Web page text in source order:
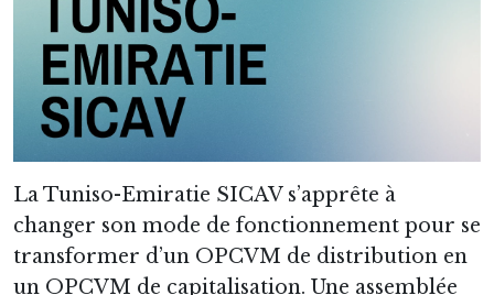
La Tuniso-Emiratie SICAV s’apprête à
changer son mode de fonctionnement pour se
transformer d’un OPCVM de distribution en
un OPCVM de capitalisation. Une assemblée